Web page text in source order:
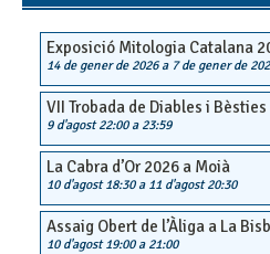
Exposició Mitologia Catalana
14 de gener de 2026a 7 de gener de
VII Trobada de Diables i Bèsties
9 d'agost 22:00a 23:59
La Cabra d’Or 2026 a Moià
10 d'agost 18:30a 11 d'agost 20:30
Assaig Obert de l’Àliga a La
10 d'agost 19:00a 21:00